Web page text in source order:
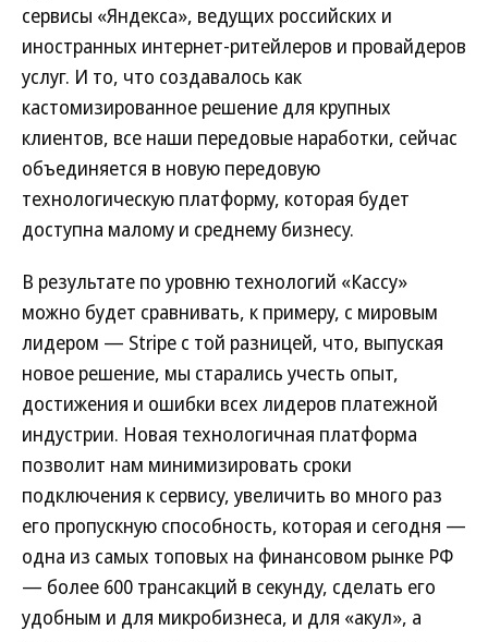
сервисы «Яндекса», ведущих российских и
иностранных интернет-ритейлеров и провайдеров
услуг. И то, что создавалось как
кастомизированное решение для крупных
клиентов, все наши передовые наработки, сейчас
объединяется в новую передовую
технологическую платформу, которая будет
доступна малому и среднему бизнесу.
В результате по уровню технологий «Кассу»
можно будет сравнивать, к примеру, с мировым
лидером — Stripe с той разницей, что, выпуская
новое решение, мы старались учесть опыт,
достижения и ошибки всех лидеров платежной
индустрии. Новая технологичная платформа
позволит нам минимизировать сроки
подключения к сервису, увеличить во много раз
его пропускную способность, которая и сегодня —
одна из самых топовых на финансовом рынке РФ
— более 600 трансакций в секунду, сделать его
удобным и для микробизнеса, и для «акул», а